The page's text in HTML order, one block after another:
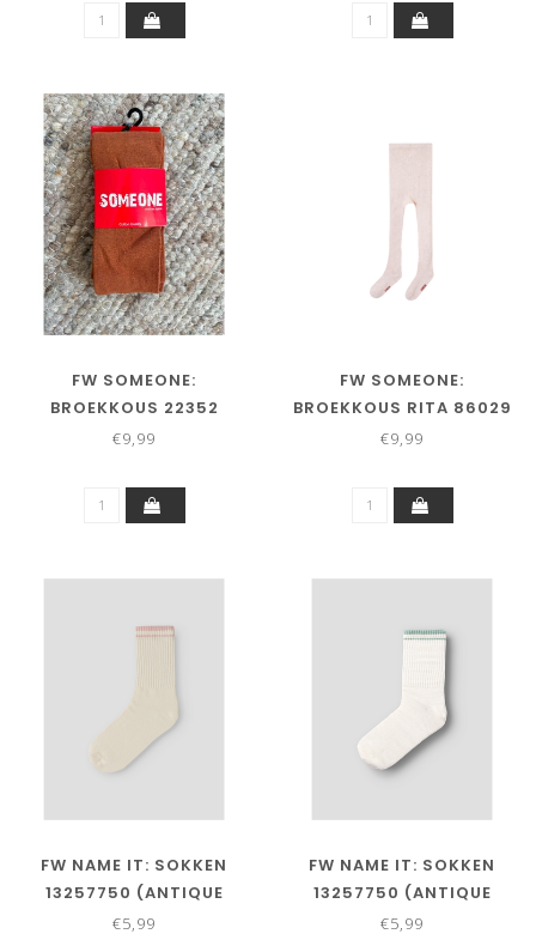
FW SOMEONE:
BROEKKOUS 22352
(COGNAC)
€9,99
FW SOMEONE:
BROEKKOUS RITA 86029
(BEIGE MELANGE)
€9,99
FW NAME IT: SOKKEN
13257750 (ANTIQUE
WHITE LOTUS)
€5,99
FW NAME IT: SOKKEN
13257750 (ANTIQUE
WHITE GREEN MILIEU)
€5,99